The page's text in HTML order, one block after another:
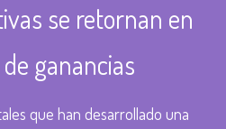
se retornan en
ganancias
que han desarrollado una